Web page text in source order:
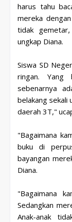
harus tahu
mereka
tidak
ungkap Diana.
Siswa SD
ringan. Yang
sebenarnya
belakang sekali
daerah 3T,"
"Bagaimana
buku di
bayangan
Diana.
"Bagaimana
Sedangkan
Anak-anak